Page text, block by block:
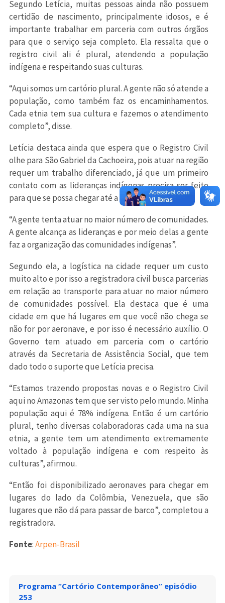
Segundo Letícia, muitas pessoas ainda não possuem
certidão de nascimento, principalmente idosos, e é
importante trabalhar em parceria com outros órgãos
para que o serviço seja completo. Ela ressalta que o
registro civil ali é plural, atendendo a população
indígena e respeitando suas culturas.
“Aqui somos um cartório plural. A gente não só atende a
população, como também faz os encaminhamentos.
Cada etnia tem sua cultura e fazemos o atendimento
completo”, disse.
Letícia destaca ainda que espera que o Registro Civil
olhe para São Gabriel da Cachoeira, pois atuar na região
requer um trabalho diferenciado, já que um primeiro
contato com as lideranças indígenas precisa ser feito
para que se possa chegar até a comunidade.
“A gente tenta atuar no maior número de comunidades.
A gente alcança as lideranças e por meio delas a gente
faz a organização das comunidades indígenas”.
Segundo ela, a logística na cidade requer um custo
muito alto e por isso a registradora civil busca parcerias
em relação ao transporte para atuar no maior número
de comunidades possível. Ela destaca que é uma
cidade em que há lugares em que você não chega se
não for por aeronave, e por isso é necessário auxílio. O
Governo tem atuado em parceria com o cartório
através da Secretaria de Assistência Social, que tem
dado todo o suporte que Letícia precisa.
“Estamos trazendo propostas novas e o Registro Civil
aqui no Amazonas tem que ser visto pelo mundo. Minha
população aqui é 78% indígena. Então é um cartório
plural, tenho diversas colaboradoras cada uma na sua
etnia, a gente tem um atendimento extremamente
voltado à população indígena e com respeito às
culturas”, afirmou.
“Então foi disponibilizado aeronaves para chegar em
lugares do lado da Colômbia, Venezuela, que são
lugares que não dá para passar de barco”, completou a
registradora.
Fonte:Arpen-Brasil
Programa “Cartório Contemporâneo” episódio
253